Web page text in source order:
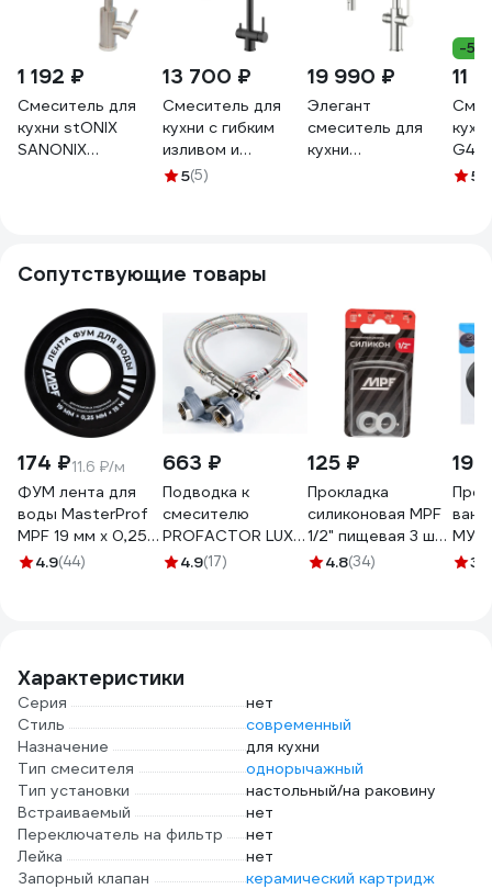
1 192 ₽
Смеситель для
кухни stONIX
SANONIX
13 700 ₽
Смеситель для
кухни с гибким
изливом и
подключением
5(5)
19 990 ₽
Элегант
смеситель для
кухни
-5%
11
5
Сопутствующие товары
174 ₽11.6 ₽/м
ФУМ лента для
воды MasterProf
MPF 19 мм x 0,25
мм x 15 м,
4.9(44)
663 ₽
Подводка к
смесителю
PROFACTOR LUXE
с полимерным
4.9(17)
125 ₽
Прокладка
силиконовая MPF
1/2" пищевая 3 шт.
ИС.131194
4.8(34) 3.7
Характеристики
Серия
нет
Стиль
современный
Назначение
для кухни
Тип смесителя
однорычажный
Тип установки
настольный/на раковину
Встраиваемый
нет
Переключатель на фильтр
нет
Лейка
нет
Запорный клапан
керамический картридж